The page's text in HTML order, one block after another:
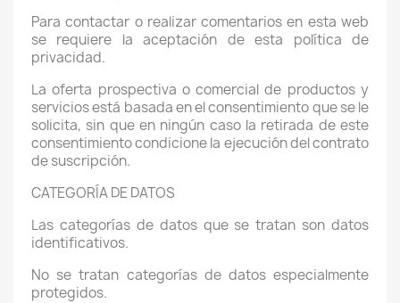
Para contactar o realizar comentarios en esta web
se requiere la aceptación de esta política de
privacidad.
La oferta prospectiva o comercial de productos y
servicios está basada en el consentimiento que se le
solicita, sin que en ningún caso la retirada de este
consentimiento condicione la ejecución del contrato
de suscripción.
CATEGORÍA DE DATOS
Las categorías de datos que se tratan son datos
identificativos.
No se tratan categorías de datos especialmente
protegidos.